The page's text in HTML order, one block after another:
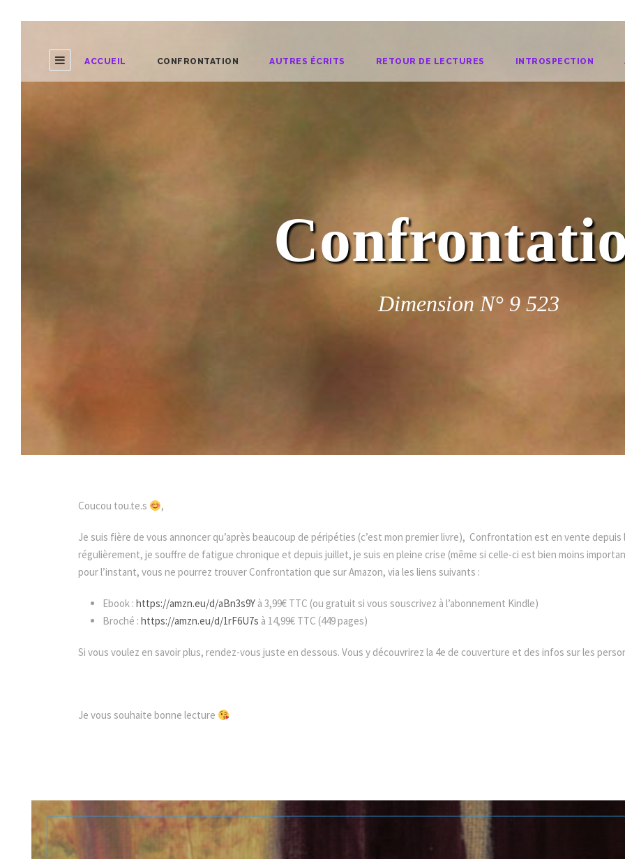
ACCUEIL CONFRONTATION AUTRES ÉCRITS RETOUR DE LECTURES INTROSPECTION
Dimension N° 9 523
Coucou tou.te.s ,
Je suis fière de vous annoncer qu’après beaucoup de péripéties (c’est mon premier livre), Confrontation est en vente depuis
régulièrement, je souffre de fatigue chronique et depuis juillet, je suis en pleine crise (même si celle-ci est bien moins
pour l’instant, vous ne pourrez trouver Confrontation que sur Amazon, via les liens suivants :
Ebook : https://amzn.eu/d/aBn3s9Y à 3,99€ TTC (ou gratuit si vous souscrivez à l’abonnement Kindle)
Broché : https://amzn.eu/d/1rF6U7s à 14,99€ TTC (449 pages)
Si vous voulez en savoir plus, rendez-vous juste en dessous. Vous y découvrirez la 4e de couverture et des infos sur les
Je vous souhaite bonne lecture